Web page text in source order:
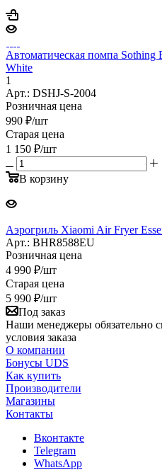
Автоматическая помпа Sothing
White
1
Арт.: DSHJ-S-2004
Розничная цена
990 ₽/шт
Старая цена
1 150 ₽/шт
В корзину
Аэрогриль Xiaomi Air Fryer
Арт.: BHR8588EU
Розничная цена
4 990 ₽/шт
Старая цена
5 990 ₽/шт
Под заказ
Наши менеджеры обязательно
условия заказа
О компании
Бонусы UDS
Как купить
Производители
Магазины
Контакты
Вконтакте
Telegram
WhatsApp